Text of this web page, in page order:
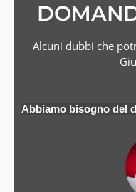
Alcuni dubbi che
Abbiamo bisogno del